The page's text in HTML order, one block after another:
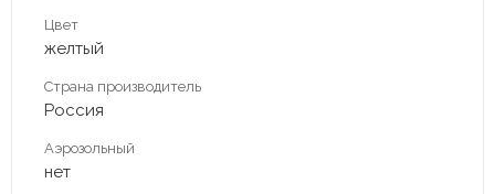
Цвет
желтый
Страна производитель
Россия
Аэрозольный
нет